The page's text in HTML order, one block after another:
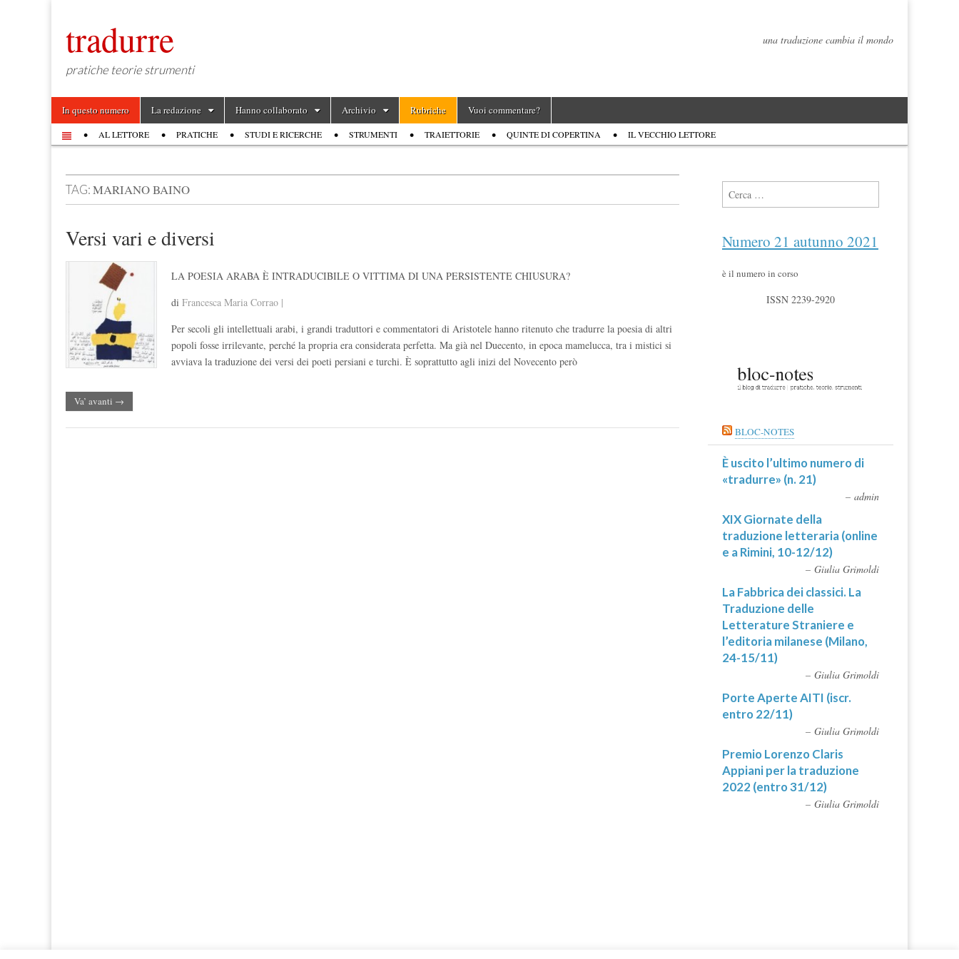
tradurre
pratiche teorie strumenti
una traduzione cambia il mondo
Main menu
Skip to content
In questo numero La redazione Hanno collaborato Archivio Rubriche Vuoi commentare?
Sub menu
AL LETTORE PRATICHE STUDI E RICERCHE STRUMENTI TRAIETTORIE QUINTE DI COPERTINA IL VECCHIO LETTORE
TAG:MARIANO BAINO
Versi vari e diversi
LA POESIA ARABA È INTRADUCIBILE O VITTIMA DI UNA PERSISTENTE CHIUSURA?
di Francesca Maria Corrao |
Per secoli gli intellettuali arabi, i grandi traduttori e commentatori di Aristotele hanno ritenuto che tradurre la poesia di altri
popoli fosse irrilevante, perché la propria era considerata perfetta. Ma già nel Duecento, in epoca mamelucca, tra i mistici si
avviava la traduzione dei versi dei poeti persiani e turchi. È soprattutto agli inizi del Novecento però
Va’ avanti →
Ricerca per:
Numero 21 autunno 2021
è il numero in corso
ISSN 2239-2920
BLOC-NOTES
È uscito l’ultimo numero di
«tradurre» (n. 21)
admin
XIX Giornate della
traduzione letteraria (online
e a Rimini, 10-12/12)
Giulia Grimoldi
La Fabbrica dei classici. La
Traduzione delle
Letterature Straniere e
l’editoria milanese (Milano,
24-15/11)
Giulia Grimoldi
Porte Aperte AITI (iscr.
entro 22/11)
Giulia Grimoldi
Premio Lorenzo Claris
Appiani per la traduzione
2022 (entro 31/12)
Giulia Grimoldi